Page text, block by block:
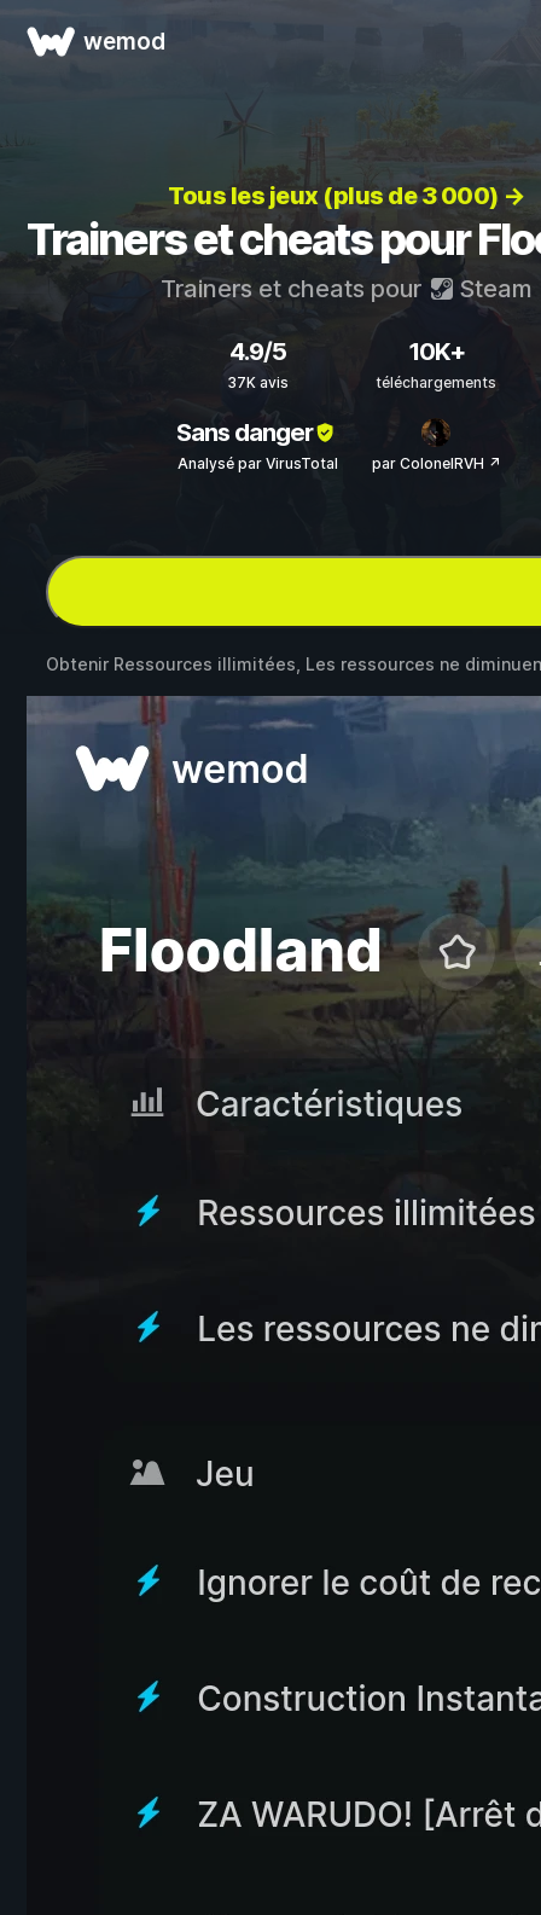
wemod
Tous les jeux (plus de 3 000) →
Trainers et cheats pour
Trainers et cheats pour Steam
4.9/5
37K avis
10K+
téléchargements
Sans danger
Analysé par VirusTotal par ColonelRVH ↗
Obtenir Ressources illimitées, Les ressources ne